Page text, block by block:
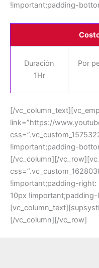
!important;padding-
Duración
1Hr
Por
[/
link=”https://
!important;padding-
[/vc_column][/
!important;padding-
10px
[/vc_column][/vc_row]